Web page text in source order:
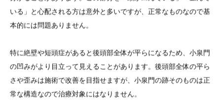
いる」と心配される方は意外と多いですが、正常なものなので基
本的には問題ありません。
特に絶壁や短頭症があると後頭部全体が平らになるため、小泉門
の凹みがより目立って見えることがあります。後頭部全体の平ら
さや歪みは施術で改善を目指せますが、小泉門の跡そのものは正
常な構造なので治療対象にはなりません。